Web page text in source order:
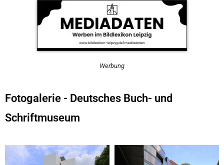
Werbung
Fotogalerie - Deutsches Buch- und
Schriftmuseum